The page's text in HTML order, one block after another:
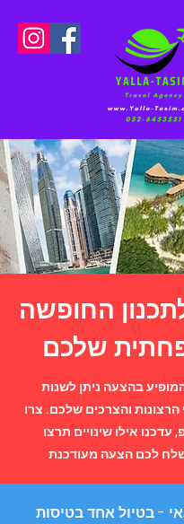
החופשה
שלכם
בהצעה ניתן לשנות
הרצונות והצרכים שלכם. צרו
עדכנו אילו שינויים תרצו
לכם הצעה מעודכנת
- בטיול אחד בטיסות